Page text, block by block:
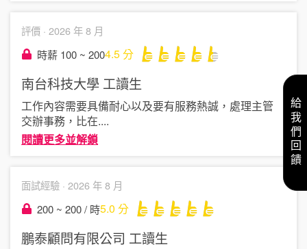
評價 · 2026 年 8 月
時薪 100 ~ 2004.5分
南台科技大學 工讀生
工作內容需要具備耐心以及要有服務熱誠，處理主管
交辦事務，比在....
閱讀更多並解鎖
面試經驗 · 2026 年 8 月
200 ~ 200 / 時5.0 分
鵬泰顧問有限公司 工讀生
給我們回饋